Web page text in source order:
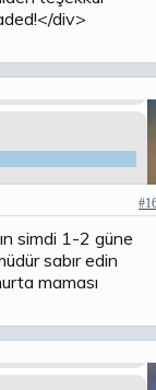
div>
simdi 1-2 güne
sabır edin
maması